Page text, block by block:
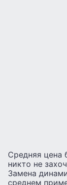
Средняя цена
никто не
Замена
среднем